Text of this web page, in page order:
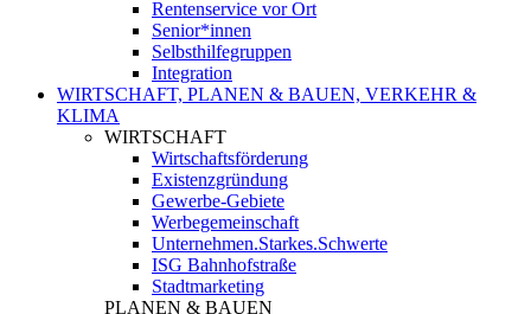
Rentenservice vor Ort
Senior*innen
Selbsthilfegruppen
Integration
WIRTSCHAFT, PLANEN & BAUEN, VERKEHR &
KLIMA
WIRTSCHAFT
Wirtschaftsförderung
Existenzgründung
Gewerbe-Gebiete
Werbegemeinschaft
Unternehmen.Starkes.Schwerte
ISG Bahnhofstraße
Stadtmarketing
PLANEN & BAUEN